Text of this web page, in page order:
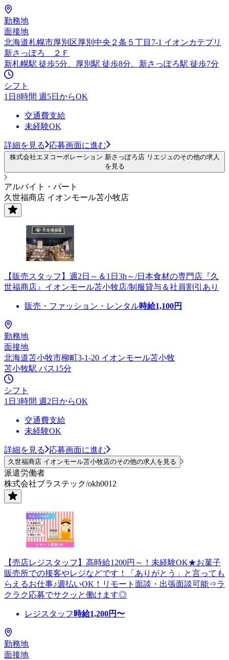
勤務地
面接地
北海道札幌市厚別区厚別中央２条５丁目7-1 イオンカテプリ
新さっぽろ ２Ｆ
新札幌駅 徒歩5分、厚別駅 徒歩8分、新さっぽろ駅 徒歩7分
シフト
1日8時間 週5日からOK
交通費支給
未経験OK
詳細を見る 応募画面に進む
株式会社エヌコーポレーション 新さっぽろ店 リエジュのその他の求人
を見る
アルバイト・パート
久世福商店 イオンモール苫小牧店
【販売スタッフ】週2日～＆1日3h～/日本食材の専門店『久
世福商店』イオンモール苫小牧店/制服貸与＆社員割引あり
販売・ファッション・レンタル時給1,100円
勤務地
面接地
北海道苫小牧市柳町3-1-20 イオンモール苫小牧
苫小牧駅 バス15分
シフト
1日3時間 週2日からOK
交通費支給
未経験OK
詳細を見る 応募画面に進む
久世福商店 イオンモール苫小牧店のその他の求人を見る
派遣労働者
株式会社ブラステック/okh0012
【売店レジスタッフ】高時給1200円～！未経験OK★お菓子
販売所での接客やレジなどです！「ありがとう」と言っても
らえるお仕事♪週払いOK！リモート面談・出張面談可能⇒ラ
クラク応募でサクッと働けます◎
レジスタッフ 時給1,200円〜
勤務地
面接地